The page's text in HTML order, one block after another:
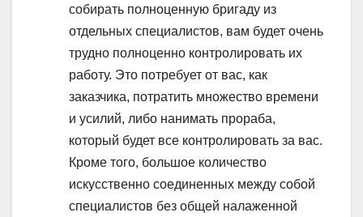
собирать полноценную бригаду из
отдельных специалистов, вам будет очень
трудно полноценно контролировать их
работу. Это потребует от вас, как
заказчика, потратить множество времени
и усилий, либо нанимать прораба,
который будет все контролировать за вас.
Кроме того, большое количество
искусственно соединенных между собой
специалистов без общей налаженной